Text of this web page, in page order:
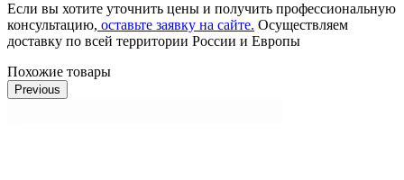
Если вы хотите уточнить цены и получить профессиональную
консультацию, оставьте заявку на сайте. Осуществляем
доставку по всей территории России и Европы
Похожие товары
Previous